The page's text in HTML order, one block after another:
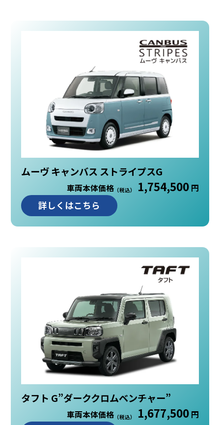
ムーヴ キャンバス ストライプスG
車両本体価格（税込） 1,754,500円
詳しくはこちら
タフト G”ダーククロムベンチャー”
車両本体価格（税込） 1,677,500円